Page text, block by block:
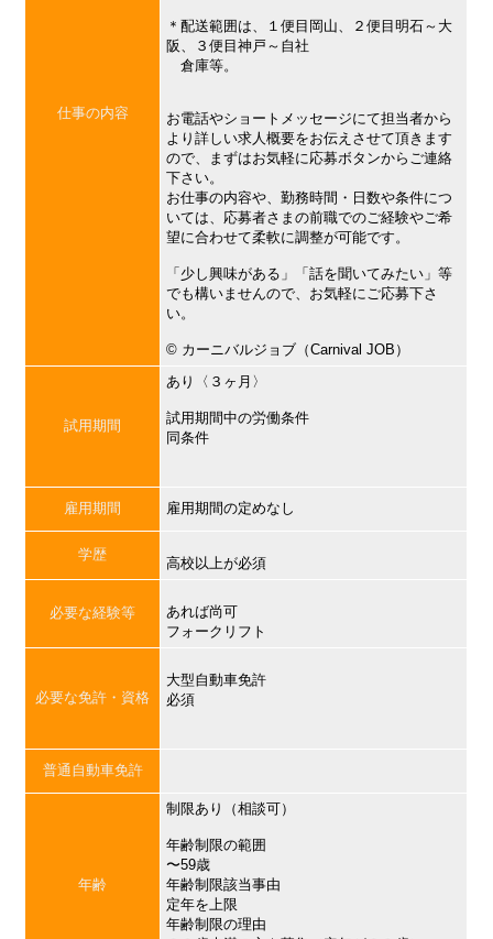
仕事の内容
＊配送範囲は、１便目岡山、２便目明石～大
阪、３便目神戸～自社
倉庫等。
お電話やショートメッセージにて担当者から
より詳しい求人概要をお伝えさせて頂きます
ので、まずはお気軽に応募ボタンからご連絡
下さい。
お仕事の内容や、勤務時間・日数や条件につ
いては、応募者さまの前職でのご経験やご希
望に合わせて柔軟に調整が可能です。
「少し興味がある」「話を聞いてみたい」等
でも構いませんので、お気軽にご応募下さ
い。
©︎ カーニバルジョブ（Carnival JOB）
試用期間
あり〈３ヶ月〉
試用期間中の労働条件
同条件
雇用期間 雇用期間の定めなし
学歴
高校以上が必須
必要な経験等
あれば尚可
フォークリフト
必要な免許・資格
大型自動車免許
必須
普通自動車免許
年齢
制限あり（相談可）
年齢制限の範囲
〜59歳
年齢制限該当事由
定年を上限
年齢制限の理由